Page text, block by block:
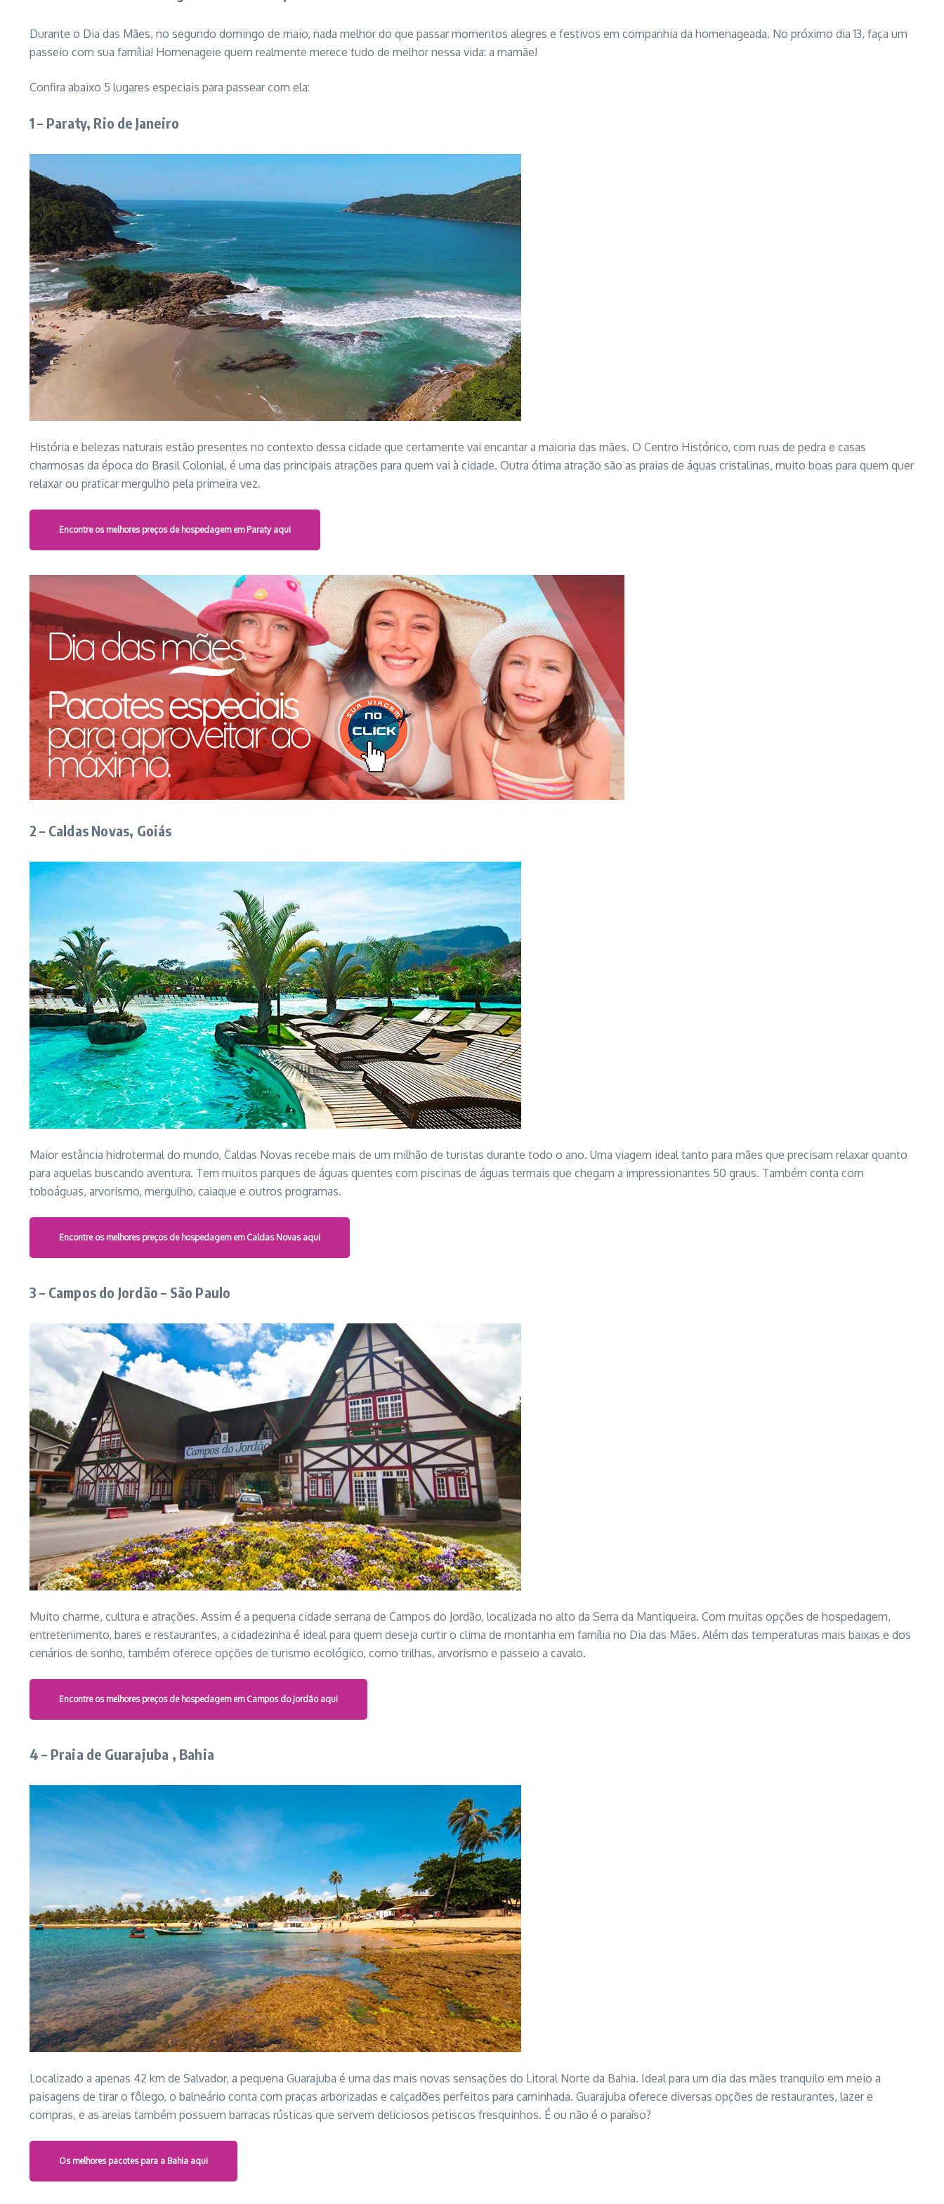
Durante o Dia das Mães, no segundo domingo de maio, nada melhor do que passar momentos alegres e festivos em companhia da homenageada. No próximo dia 13, faça um
passeio com sua família! Homenageie quem realmente merece tudo de melhor nessa vida: a mamãe!
Confira abaixo 5 lugares especiais para passear com ela:
1 – Paraty, Rio de Janeiro
História e belezas naturais estão presentes no contexto dessa cidade que certamente vai encantar a maioria das mães. O Centro Histórico, com ruas de pedra e casas
charmosas da época do Brasil Colonial, é uma das principais atrações para quem vai à cidade. Outra ótima atração são as praias de águas cristalinas, muito boas para quem quer
relaxar ou praticar mergulho pela primeira vez.
Encontre os melhores preços de hospedagem em Paraty aqui
2 – Caldas Novas, Goiás
Maior estância hidrotermal do mundo, Caldas Novas recebe mais de um milhão de turistas durante todo o ano. Uma viagem ideal tanto para mães que precisam relaxar quanto
para aquelas buscando aventura. Tem muitos parques de águas quentes com piscinas de águas termais que chegam a impressionantes 50 graus. Também conta com
toboáguas, arvorismo, mergulho, caiaque e outros programas.
Encontre os melhores preços de hospedagem em Caldas Novas aqui
3 – Campos do Jordão – São Paulo
Muito charme, cultura e atrações. Assim é a pequena cidade serrana de Campos do Jordão, localizada no alto da Serra da Mantiqueira. Com muitas opções de hospedagem,
entretenimento, bares e restaurantes, a cidadezinha é ideal para quem deseja curtir o clima de montanha em família no Dia das Mães. Além das temperaturas mais baixas e dos
cenários de sonho, também oferece opções de turismo ecológico, como trilhas, arvorismo e passeio a cavalo.
Encontre os melhores preços de hospedagem em Campos do Jordão aqui
4 – Praia de Guarajuba , Bahia
Localizado a apenas 42 km de Salvador, a pequena Guarajuba é uma das mais novas sensações do Litoral Norte da Bahia. Ideal para um dia das mães tranquilo em meio a
paisagens de tirar o fôlego, o balneário conta com praças arborizadas e calçadões perfeitos para caminhada. Guarajuba oferece diversas opções de restaurantes, lazer e
compras, e as areias também possuem barracas rústicas que servem deliciosos petiscos fresquinhos. É ou não é o paraíso?
Os melhores pacotes para a Bahia aqui